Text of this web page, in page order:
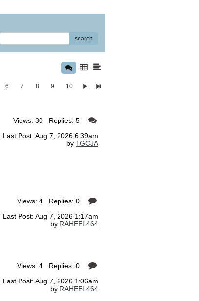
search
6 7 8 9 10
Views: 30 Replies: 5
Last Post: Aug 7, 2026 6:39am
by TGCJA
Views: 4 Replies: 0
Last Post: Aug 7, 2026 1:17am
by RAHEEL464
Views: 4 Replies: 0
Last Post: Aug 7, 2026 1:06am
by RAHEEL464